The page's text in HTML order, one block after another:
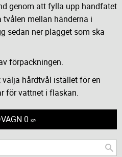
genom att fylla upp handfatet
mellan händerna i
sedan ner plagget som ska
förpackningen.
välja hårdtvål istället för en
för vattnet i flaskan.
0 KR